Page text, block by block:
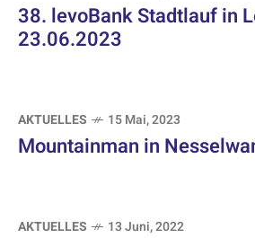
38. levoBank Stadtlauf in
23.06.2023
AKTUELLES 15 Mai, 2023
Mountainman in
AKTUELLES 13 Juni, 2022